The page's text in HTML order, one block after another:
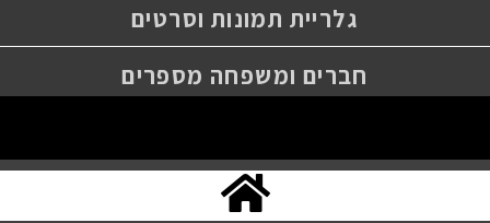
גלריית תמונות וסרטים
חברים ומשפחה מספרים